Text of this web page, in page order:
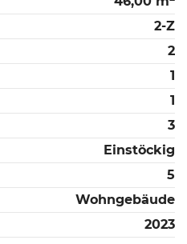
2-Z
2
1
1
3
Einstöckig
5
Wohngebäude
2023